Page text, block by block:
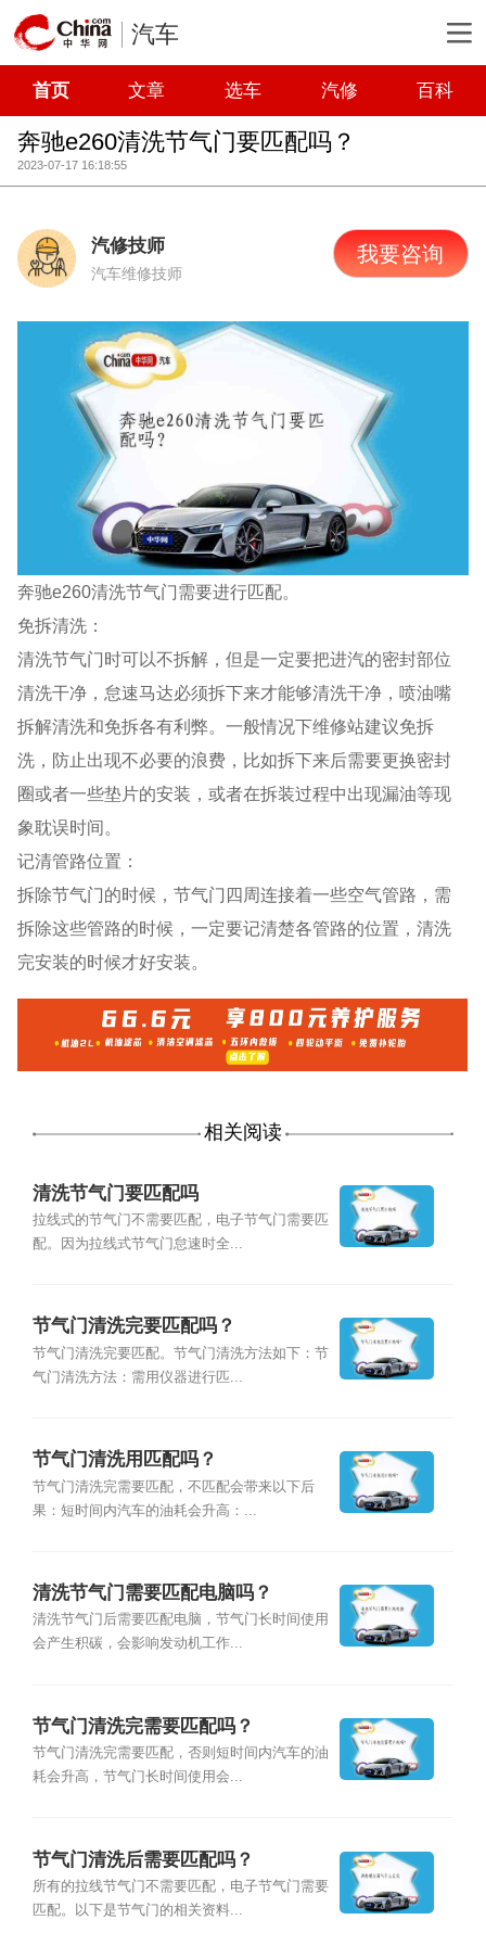
汽车
首页 文章 选车 汽修 百科
奔驰e260清洗节气门要匹配吗？
2023-07-17 16:18:55
汽修技师
汽车维修技师
我要咨询
奔驰e260清洗节气门需要进行匹配。
免拆清洗：
清洗节气门时可以不拆解，但是一定要把进汽的密封部位
清洗干净，怠速马达必须拆下来才能够清洗干净，喷油嘴
拆解清洗和免拆各有利弊。一般情况下维修站建议免拆
洗，防止出现不必要的浪费，比如拆下来后需要更换密封
圈或者一些垫片的安装，或者在拆装过程中出现漏油等现
象耽误时间。
记清管路位置：
拆除节气门的时候，节气门四周连接着一些空气管路，需
拆除这些管路的时候，一定要记清楚各管路的位置，清洗
完安装的时候才好安装。
相关阅读
清洗节气门要匹配吗
拉线式的节气门不需要匹配，电子节气门需要匹
配。因为拉线式节气门怠速时全...
节气门清洗完要匹配吗？
节气门清洗完要匹配。节气门清洗方法如下：节
气门清洗方法：需用仪器进行匹...
节气门清洗用匹配吗？
节气门清洗完需要匹配，不匹配会带来以下后
果：短时间内汽车的油耗会升高：...
清洗节气门需要匹配电脑吗？
清洗节气门后需要匹配电脑，节气门长时间使用
会产生积碳，会影响发动机工作...
节气门清洗完需要匹配吗？
节气门清洗完需要匹配，否则短时间内汽车的油
耗会升高，节气门长时间使用会...
节气门清洗后需要匹配吗？
所有的拉线节气门不需要匹配，电子节气门需要
匹配。以下是节气门的相关资料...